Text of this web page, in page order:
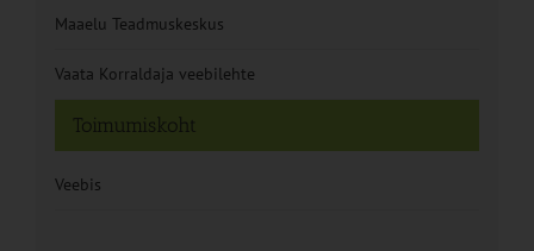
Toimumiskoht
Veebis
Maaelu Teadmuskeskus
Vaata Korraldaja veebilehte